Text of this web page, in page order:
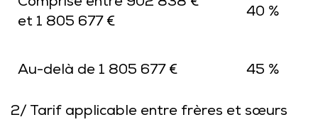
et 1 805 677 €
40 %
Au-delà de 1 805 677 € 45 %
2/ Tarif applicable entre frères et sœurs